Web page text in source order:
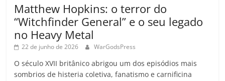
Matthew Hopkins: o terror do
“Witchfinder General” e o seu legado
no Heavy Metal
22 de junho de 2026 WarGodsPress
O século XVII britânico abrigou um dos episódios mais
sombrios de histeria coletiva, fanatismo e carnificina